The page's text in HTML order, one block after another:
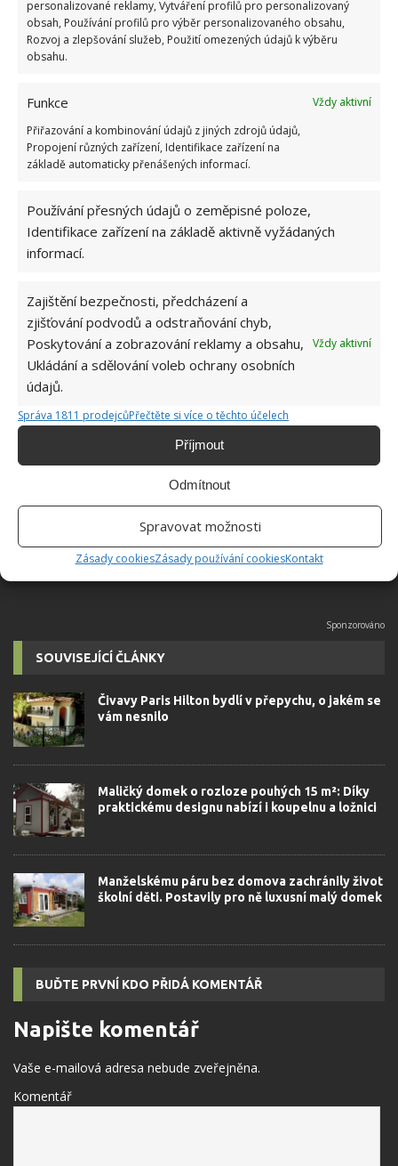
personalizované reklamy, Vytváření profilů pro personalizovaný
obsah, Používání profilů pro výběr personalizovaného obsahu,
Rozvoj a zlepšování služeb, Použití omezených údajů k výběru
obsahu.
Funkce
Vždy aktivní
Přiřazování a kombinování údajů z jiných zdrojů údajů,
Propojení různých zařízení, Identifikace zařízení na
základě automaticky přenášených informací.
Používání přesných údajů o zeměpisné poloze,
Identifikace zařízení na základě aktivně vyžádaných
informací.
Zajištění bezpečnosti, předcházení a
zjišťování podvodů a odstraňování chyb,
Poskytování a zobrazování reklamy a obsahu,
Ukládání a sdělování voleb ochrany osobních
údajů.
Vždy aktivní
Správa 1811 prodejcůPřečtěte si více o těchto účelech
Příjmout
Odmítnout
Spravovat možnosti
Zásady cookiesZásady používání cookiesKontakt
BYDLENÍ
Přidejte svůj názor
KOMENTOVAT
Hana Musilová
Do redakce Bydlimeutulne.cz se
přidala během svých studií a práce
redaktorky ji tak nadchla, že se
autorovi]
SOUVISEJÍCÍ ČLÁNKY
Čivavy Paris Hilton bydlí v přepychu, o jakém se
vám nesnilo
Maličký domek o rozloze pouhých 15 m²: Díky
praktickému designu nabízí i koupelnu a ložnici
Manželskému páru bez domova zachránily život
školní děti. Postavily pro ně luxusní malý domek
BUĎTE PRVNÍ KDO PŘIDÁ KOMENTÁŘ
Napište komentář
Vaše e-mailová adresa nebude zveřejněna.
Komentář